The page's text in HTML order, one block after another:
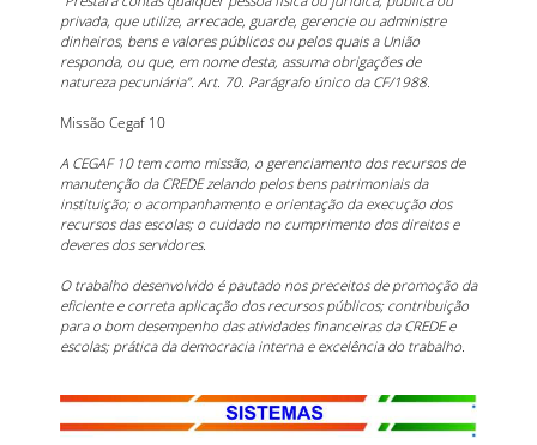
privada, que utilize, arrecade, guarde, gerencie ou administre
dinheiros, bens e valores públicos ou pelos quais a União
responda, ou que, em nome desta, assuma obrigações de
natureza pecuniária”. Art. 70. Parágrafo único da CF/1988.
Missão Cegaf 10
A CEGAF 10 tem como missão, o gerenciamento dos recursos de
manutenção da CREDE zelando pelos bens patrimoniais da
instituição; o acompanhamento e orientação da execução dos
recursos das escolas; o cuidado no cumprimento dos direitos e
deveres dos servidores.
O trabalho desenvolvido é pautado nos preceitos de promoção da
eficiente e correta aplicação dos recursos públicos; contribuição
para o bom desempenho das atividades financeiras da CREDE e
escolas; prática da democracia interna e excelência do trabalho.